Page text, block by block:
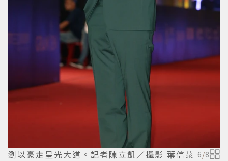
劉以豪走星光大道。記者陳立凱／攝影 葉信菉 6/8